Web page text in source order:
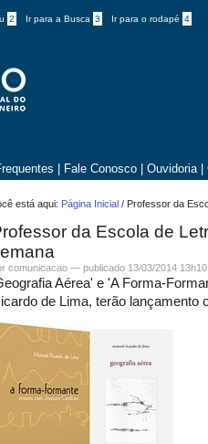
2 Ir para a Busca 3 Ir para o rodapé 4
Fale Conosco Ouvidoria
está aqui: Página Inicial / Professor da
da Escola de
comunicacao —publicado 13/03/2014
Aérea' e 'A Forma-
de Lima, terão lançamento